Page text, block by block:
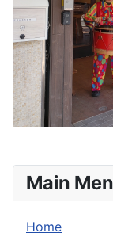
Main
Home